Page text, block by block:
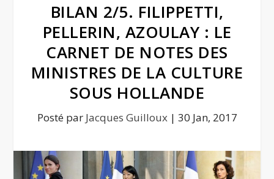
BILAN 2/5. FILIPPETTI,
PELLERIN, AZOULAY : LE
CARNET DE NOTES DES
MINISTRES DE LA CULTURE
SOUS HOLLANDE
Posté par Jacques Guilloux| 30 Jan, 2017